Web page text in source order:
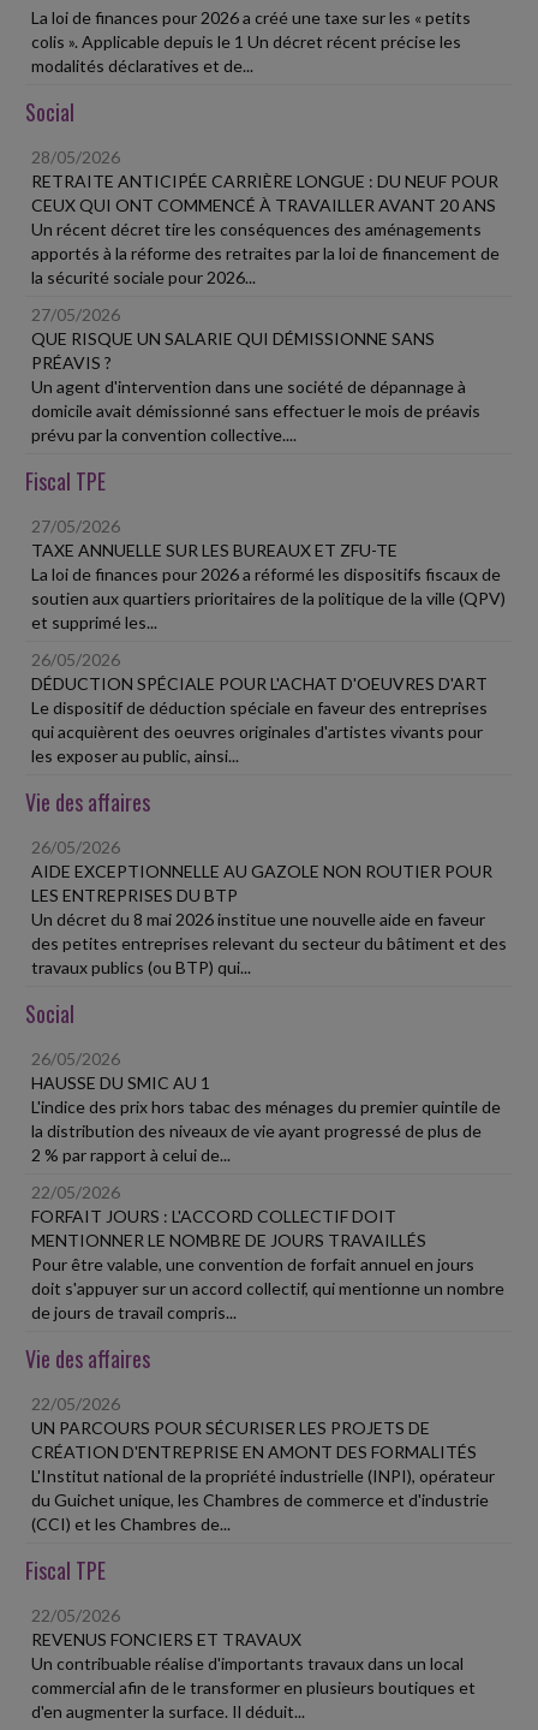
La loi de finances pour 2026 a créé une taxe sur les « petits
colis ». Applicable depuis le 1 Un décret récent précise les
modalités déclaratives et de...
Social
28/05/2026
RETRAITE ANTICIPÉE CARRIÈRE LONGUE : DU NEUF POUR
CEUX QUI ONT COMMENCÉ À TRAVAILLER AVANT 20 ANS
Un récent décret tire les conséquences des aménagements
apportés à la réforme des retraites par la loi de financement de
la sécurité sociale pour 2026...
27/05/2026
QUE RISQUE UN SALARIE QUI DÉMISSIONNE SANS
PRÉAVIS ?
Un agent d'intervention dans une société de dépannage à
domicile avait démissionné sans effectuer le mois de préavis
prévu par la convention collective....
Fiscal TPE
27/05/2026
TAXE ANNUELLE SUR LES BUREAUX ET ZFU-TE
La loi de finances pour 2026 a réformé les dispositifs fiscaux de
soutien aux quartiers prioritaires de la politique de la ville (QPV)
et supprimé les...
26/05/2026
DÉDUCTION SPÉCIALE POUR L'ACHAT D'OEUVRES D'ART
Le dispositif de déduction spéciale en faveur des entreprises
qui acquièrent des oeuvres originales d'artistes vivants pour
les exposer au public, ainsi...
Vie des affaires
26/05/2026
AIDE EXCEPTIONNELLE AU GAZOLE NON ROUTIER POUR
LES ENTREPRISES DU BTP
Un décret du 8 mai 2026 institue une nouvelle aide en faveur
des petites entreprises relevant du secteur du bâtiment et des
travaux publics (ou BTP) qui...
Social
26/05/2026
HAUSSE DU SMIC AU 1
L'indice des prix hors tabac des ménages du premier quintile de
la distribution des niveaux de vie ayant progressé de plus de
2 % par rapport à celui de...
22/05/2026
FORFAIT JOURS : L'ACCORD COLLECTIF DOIT
MENTIONNER LE NOMBRE DE JOURS TRAVAILLÉS
Pour être valable, une convention de forfait annuel en jours
doit s'appuyer sur un accord collectif, qui mentionne un nombre
de jours de travail compris...
Vie des affaires
22/05/2026
UN PARCOURS POUR SÉCURISER LES PROJETS DE
CRÉATION D'ENTREPRISE EN AMONT DES FORMALITÉS
L'Institut national de la propriété industrielle (INPI), opérateur
du Guichet unique, les Chambres de commerce et d'industrie
(CCI) et les Chambres de...
Fiscal TPE
22/05/2026
REVENUS FONCIERS ET TRAVAUX
Un contribuable réalise d'importants travaux dans un local
commercial afin de le transformer en plusieurs boutiques et
d'en augmenter la surface. Il déduit...